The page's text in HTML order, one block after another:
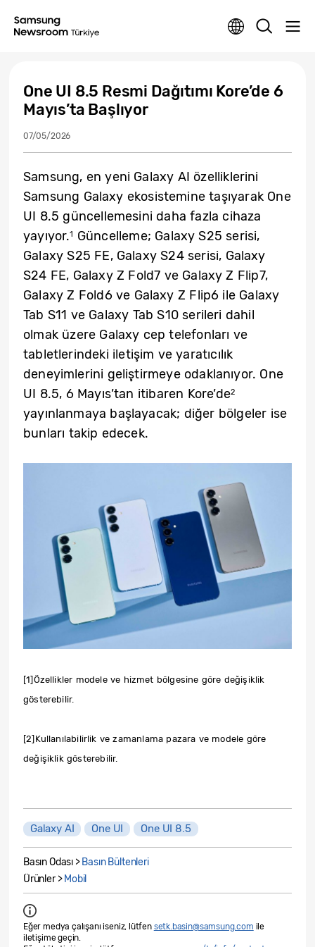
One UI 8.5 Resmi Dağıtımı Kore’de 6
Mayıs’ta Başlıyor
07/05/2026
Samsung, en yeni Galaxy AI özelliklerini
Samsung Galaxy ekosistemine taşıyarak One
UI 8.5 güncellemesini daha fazla cihaza
yayıyor.1
Güncelleme; Galaxy S25 serisi,
Galaxy S25 FE, Galaxy S24 serisi, Galaxy
S24 FE, Galaxy Z Fold7 ve Galaxy Z Flip7,
Galaxy Z Fold6 ve Galaxy Z Flip6 ile Galaxy
Tab S11 ve Galaxy Tab S10 serileri dahil
olmak üzere Galaxy cep telefonları ve
tabletlerindeki iletişim ve yaratıcılık
deneyimlerini geliştirmeye odaklanıyor. One
UI 8.5, 6 Mayıs’tan itibaren Kore’de2
yayınlanmaya başlayacak; diğer bölgeler ise
bunları takip edecek.
[1]Özellikler modele ve hizmet bölgesine göre değişiklik
gösterebilir.
[2]Kullanılabilirlik ve zamanlama pazara ve modele göre
değişiklik gösterebilir.
Galaxy AI One UI One UI 8.5
Basın Odası > Basın Bültenleri
Ürünler > Mobil
Eğer medya çalışanı iseniz, lütfen setk.basin@samsung.com ile
iletişime geçin.